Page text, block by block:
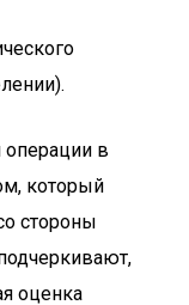
операции в
который
стороны
оценка